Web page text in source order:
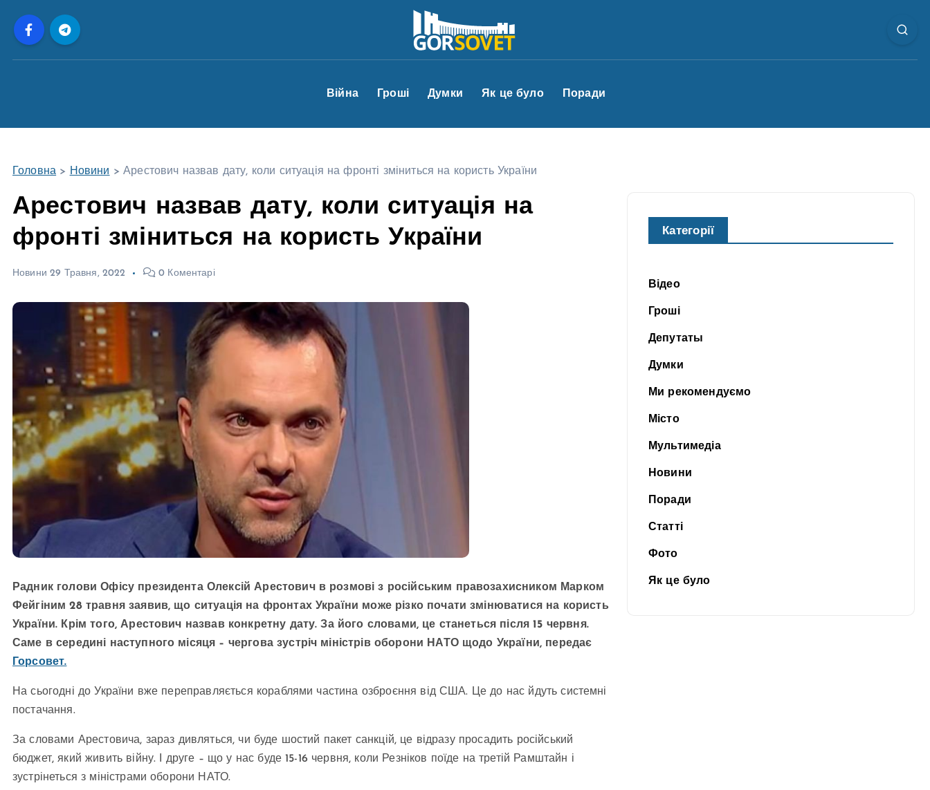
Війна Гроші Думки Як це було Поради
Головна > Новини >Арестович назвав дату, коли ситуація на фронті зміниться на користь України
Арестович назвав дату, коли ситуація на
фронті зміниться на користь України
Новини 29 Травня, 2022 0 Коментарі
Радник голови Офісу президента Олексій Арестович в розмові з російським правозахисником Марком
Фейгіним 28 травня заявив, що ситуація на фронтах України може різко почати змінюватися на користь
України. Крім того, Арестович назвав конкретну дату. За його словами, це станеться після 15 червня.
Саме в середині наступного місяця – чергова зустріч міністрів оборони НАТО щодо України, передає
Горсовет.
На сьогодні до України вже переправляється кораблями частина озброєння від США. Це до нас йдуть системні
постачання.
За словами Арестовича, зараз дивляться, чи буде шостий пакет санкцій, це відразу просадить російський
бюджет, який живить війну. І друге – що у нас буде 15-16 червня, коли Резніков поїде на третій Рамштайн і
зустрінеться з міністрами оборони НАТО.
Категорії
Відео
Гроші
Депутаты
Думки
Ми рекомендуємо
Місто
Мультимедіа
Новини
Поради
Статті
Фото
Як це було